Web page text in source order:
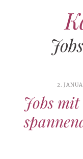
2.
Jobs